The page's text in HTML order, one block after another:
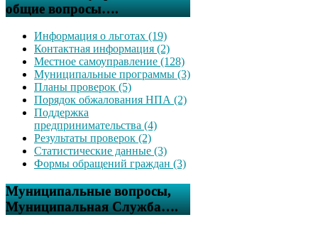
общие вопросы….
Информация о льготах (19)
Контактная информация (2)
Местное самоуправление (128)
Муниципальные программы (3)
Планы проверок (5)
Порядок обжалования НПА (2)
Поддержка
предпринимательства (4)
Результаты проверок (2)
Статистические данные (3)
Формы обращений граждан (3)
Муниципальные вопросы,
Муниципальная Служба….